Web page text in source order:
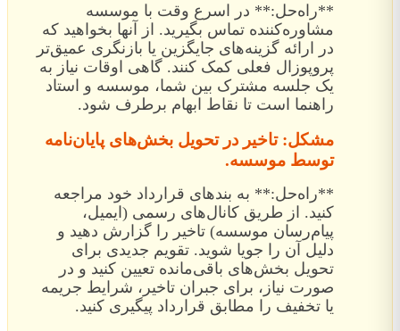
**راه‌حل:** در اسرع وقت با موسسه
مشاوره‌کننده تماس بگیرید. از آنها بخواهید که
در ارائه گزینه‌های جایگزین یا بازنگری عمیق‌تر
پروپوزال فعلی کمک کنند. گاهی اوقات نیاز به
یک جلسه مشترک بین شما، موسسه و استاد
راهنما است تا نقاط ابهام برطرف شود.
مشکل: تاخیر در تحویل بخش‌های پایان‌نامه
توسط موسسه.
**راه‌حل:** به بندهای قرارداد خود مراجعه
کنید. از طریق کانال‌های رسمی (ایمیل،
پیام‌رسان موسسه) تاخیر را گزارش دهید و
دلیل آن را جویا شوید. تقویم جدیدی برای
تحویل بخش‌های باقی‌مانده تعیین کنید و در
صورت نیاز، برای جبران تاخیر، شرایط جریمه
یا تخفیف را مطابق قرارداد پیگیری کنید.